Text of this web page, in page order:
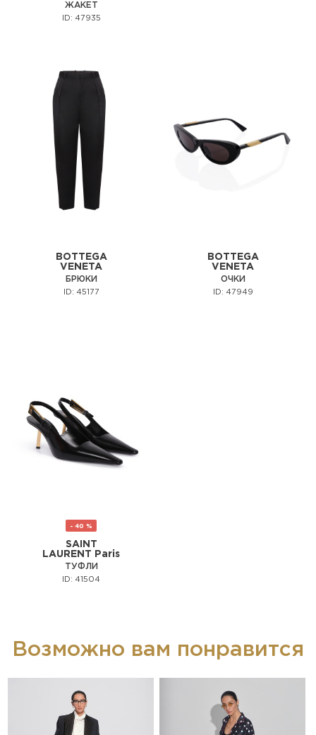
ЖАКЕТ
ID: 47935
BOTTEGA
VENETA
БРЮКИ
ID: 45177
BOTTEGA
VENETA
ОЧКИ
ID: 47949
- 40 %
SAINT
LAURENT Paris
ТУФЛИ
ID: 41504
Возможно вам понравится